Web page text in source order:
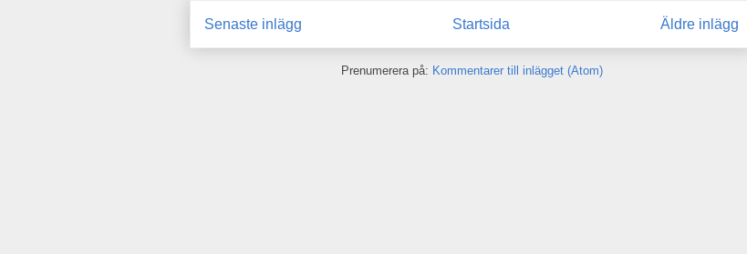
Senaste inlägg Äldre inlägg
Startsida
Prenumerera på: Kommentarer till inlägget (Atom)